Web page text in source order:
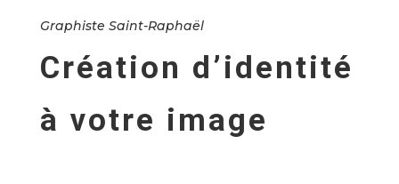
Graphiste Saint-Raphaël
Création d’identité
à votre image